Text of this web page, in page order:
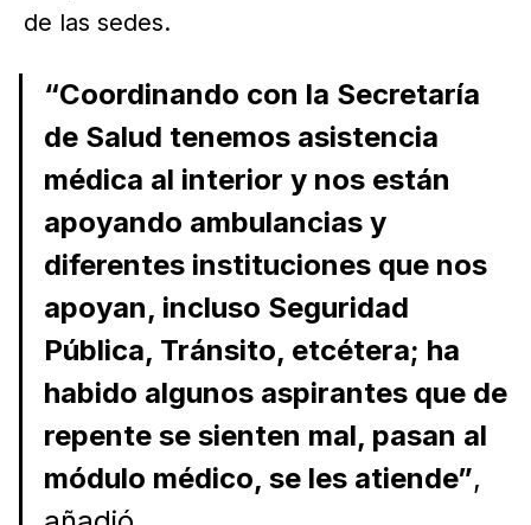
de las sedes.
“Coordinando con la Secretaría
de Salud tenemos asistencia
médica al interior y nos están
apoyando ambulancias y
diferentes instituciones que nos
apoyan, incluso Seguridad
Pública, Tránsito, etcétera; ha
habido algunos aspirantes que de
repente se sienten mal, pasan al
módulo médico, se les atiende”,